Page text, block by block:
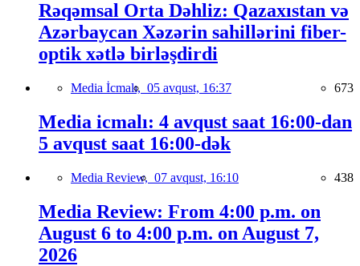
Rəqəmsal Orta Dəhliz: Qazaxıstan və
Azərbaycan Xəzərin sahillərini fiber-
optik xətlə birləşdirdi
Media İcmalı, 05 avqust, 16:37 673
Media icmalı: 4 avqust saat 16:00-dan
5 avqust saat 16:00-dək
Media Review, 07 avqust, 16:10 438
Media Review: From 4:00 p.m. on
August 6 to 4:00 p.m. on August 7,
2026